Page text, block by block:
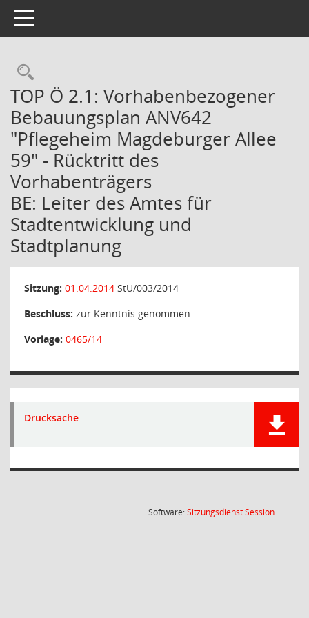
Toggle navigation
Rechercheauswahl
TOP Ö 2.1: Vorhabenbezogener
Bebauungsplan ANV642
"Pflegeheim Magdeburger Allee
59" - Rücktritt des
Vorhabenträgers
BE: Leiter des Amtes für
Stadtentwicklung und
Stadtplanung
Sitzung: 01.04.2014 StU/003/2014
Beschluss: zur Kenntnis genommen
Vorlage: 0465/14
Drucksache
Software:SitzungsdienstSession(Wird in